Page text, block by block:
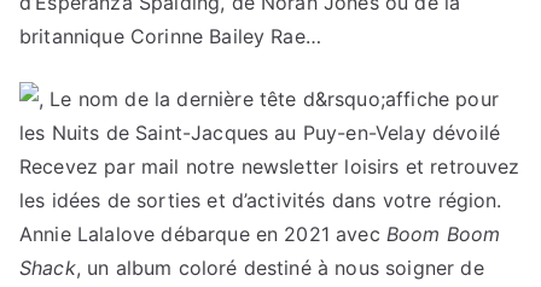
britannique Corinne Bailey Rae…
Recevez par mail notre newsletter loisirs et retrouvez
les idées de sorties et d’activités dans votre région.
Annie Lalalove débarque en 2021 avec Boom Boom
Shack, un album coloré destiné à nous soigner de